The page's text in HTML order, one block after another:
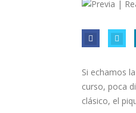
Si echamos
curso, poca
clásico, el